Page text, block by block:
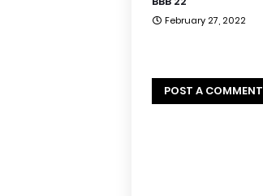
February 27, 2022
POST A COMMENT